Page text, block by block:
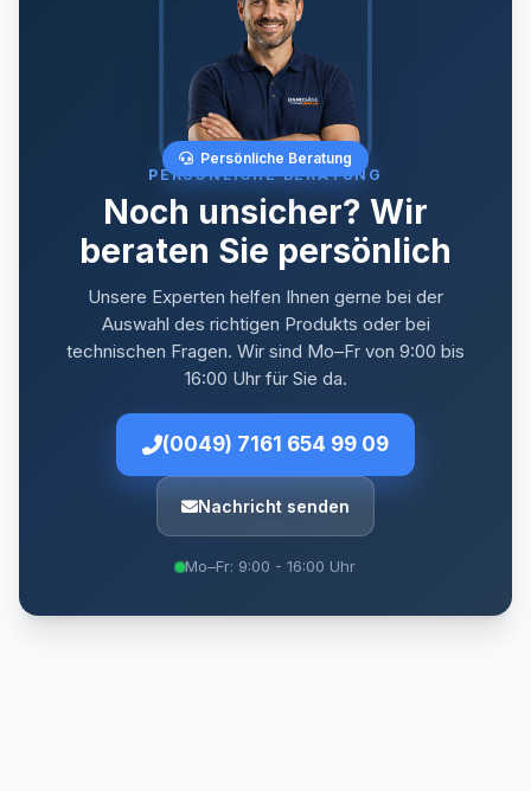
Persönliche Beratung
PERSÖNLICHE BERATUNG
Noch unsicher? Wir
beraten Sie persönlich
Unsere Experten helfen Ihnen gerne bei der
Auswahl des richtigen Produkts oder bei
technischen Fragen. Wir sind Mo–Fr von 9:00 bis
16:00 Uhr für Sie da.
(0049) 7161 654 99 09
Nachricht senden
Mo–Fr: 9:00 - 16:00 Uhr